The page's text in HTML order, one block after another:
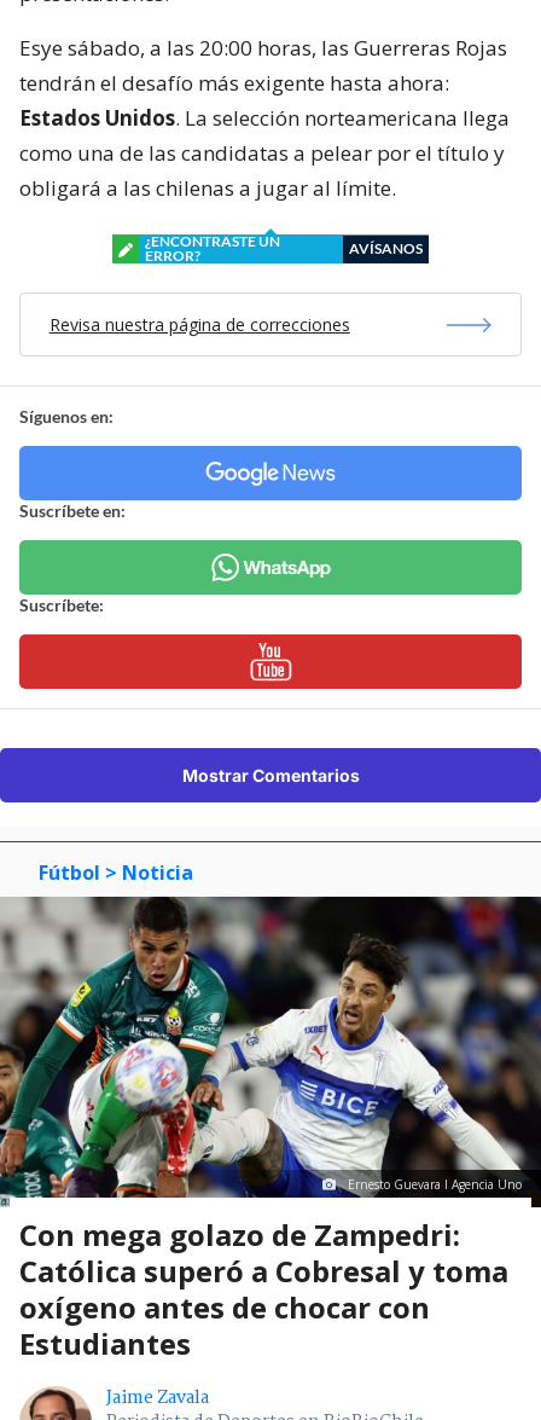
Esye sábado, a las 20:00 horas, las Guerreras Rojas
tendrán el desafío más exigente hasta ahora:
Estados Unidos. La selección norteamericana llega
como una de las candidatas a pelear por el título y
obligará a las chilenas a jugar al límite.
¿ENCONTRASTE UN
ERROR?
AVÍSANOS
Revisa nuestra página de correcciones
Síguenos en:
Suscríbete en:
Suscríbete:
Mostrar Comentarios
Fútbol > Noticia
Ernesto Guevara I Agencia Uno
Con mega golazo de Zampedri:
Católica superó a Cobresal y toma
oxígeno antes de chocar con
Estudiantes
Jaime Zavala